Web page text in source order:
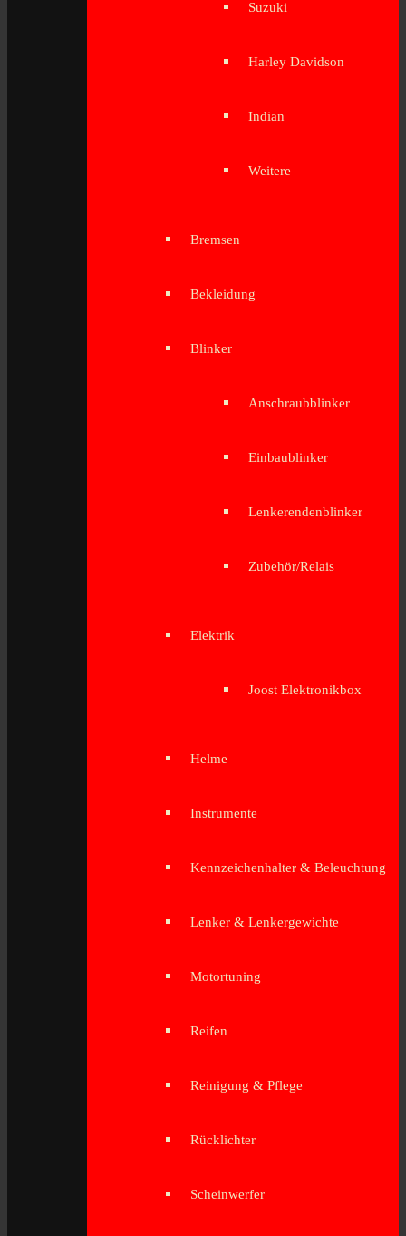
Suzuki
Harley Davidson
Indian
Weitere
Bremsen
Bekleidung
Blinker
Anschraubblinker
Einbaublinker
Lenkerendenblinker
Zubehör/Relais
Elektrik
Joost Elektronikbox
Helme
Instrumente
Kennzeichenhalter & Beleuchtung
Lenker & Lenkergewichte
Motortuning
Reifen
Reinigung & Pflege
Rücklichter
Scheinwerfer